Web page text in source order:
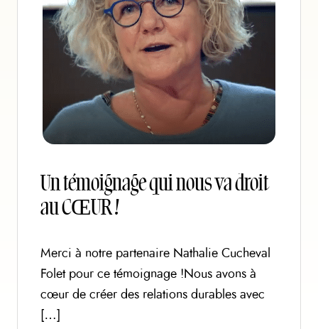
Un témoignage qui nous va droit
au CŒUR !
Merci à notre partenaire Nathalie Cucheval
Folet pour ce témoignage !Nous avons à
cœur de créer des relations durables avec
[…]